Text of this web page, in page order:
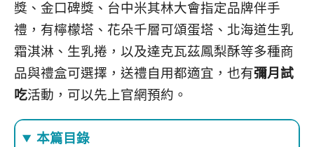
獎、金口碑獎、台中米其林大會指定品牌伴手
禮，有檸檬塔、花朵千層可頌蛋塔、北海道生乳
霜淇淋、生乳捲，以及達克瓦茲鳳梨酥等多種商
品與禮盒可選擇，送禮自用都適宜，也有彌月試
吃活動，可以先上官網預約。
本篇目錄